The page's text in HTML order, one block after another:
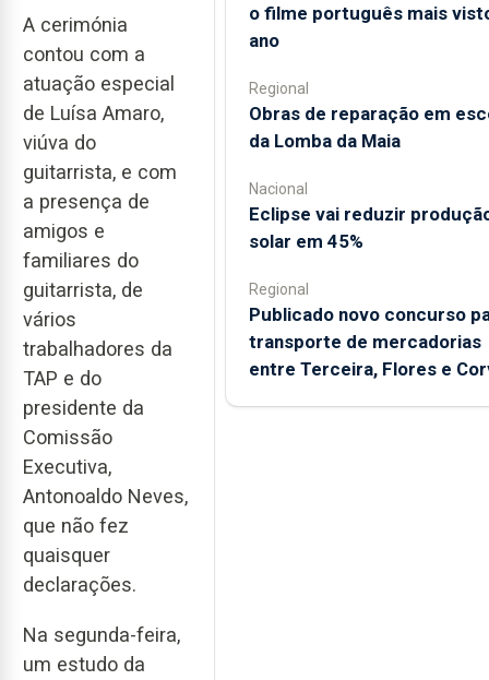
A cerimónia
contou com a
atuação especial
de Luísa Amaro,
viúva do
guitarrista, e com
a presença de
amigos e
familiares do
guitarrista, de
vários
trabalhadores da
TAP e do
presidente da
Comissão
Executiva,
Antonoaldo Neves,
que não fez
quaisquer
declarações.
Na segunda-feira,
um estudo da
o filme português mais
ano
Regional
Obras de reparação em
da Lomba da Maia
Nacional
Eclipse vai reduzir
solar em 45%
Regional
Publicado novo concurso
transporte de mercadorias
entre Terceira, Flores e